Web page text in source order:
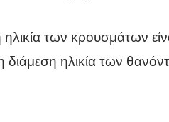
των κρουσμάτων
διάμεση ηλικία των